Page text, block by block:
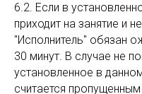
6.2. Если в
приходит на занятие и
"Исполнитель" обязан
30 минут. В случае не
установленное в
считается